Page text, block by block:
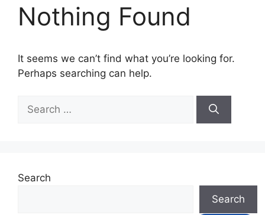
Nothing Found
It seems we can’t find what you’re looking for.
Perhaps searching can help.
Search
for:
Search
Search